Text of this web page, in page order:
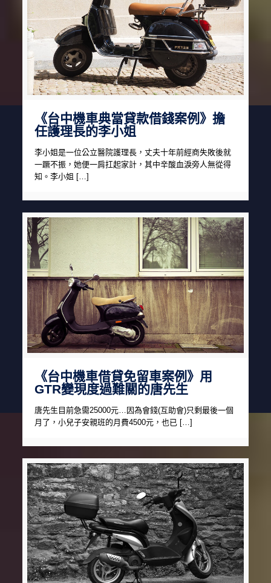
《台中機車典當貸款借錢案例》擔
任護理長的李小姐
李小姐是一位公立醫院護理長，丈夫十年前經商失敗後就
一蹶不振，她便一肩扛起家計，其中辛酸血淚旁人無從得
知。李小姐 […]
《台中機車借貸免留車案例》用
GTR變現度過難關的唐先生
唐先生目前急需25000元…因為會錢(互助會)只剩最後一個
月了，小兒子安親班的月費4500元，也已 […]